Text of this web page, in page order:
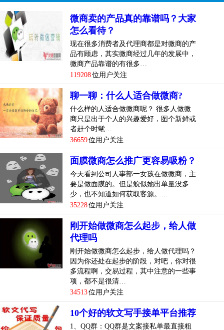
微商卖的产品真的靠谱吗？大家
怎么看待？
现在很多消费者及代理商都是对微商的产
品有顾虑，其实微商经过几年的发展中，
微商产品靠谱的有很多…
119208位用户关注
聊一聊：什么人适合做微商?
什么样的人适合做微商呢？ 很多人做微
商只是出于个人的兴趣爱好，图个新鲜或
者赶个时髦…
36659位用户关注
面膜微商怎么推广更容易吸粉？
今天看到公司人事部一女孩在做微商，主
要是做面膜的。但是貌似她出单量没多
少，也不知道如何获取客源。…
35228位用户关注
刚开始做微商怎么起步，给人做
代理吗
刚开始做微商怎么起步，给人做代理吗？
因为你还处在起步的阶段，对吧，你对很
多流程啊，交易过程，其中注意的一些事
项，都不是很清…
34513位用户关注
10个好的软文写手接单平台推荐
1、QQ群：QQ群是文案接私单最直接粗